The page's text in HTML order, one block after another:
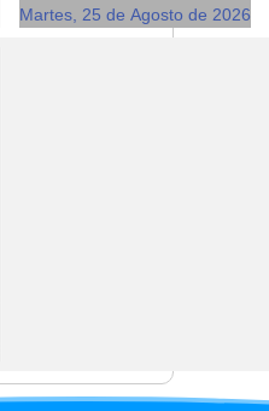
Martes, 25 de Agosto de 2026